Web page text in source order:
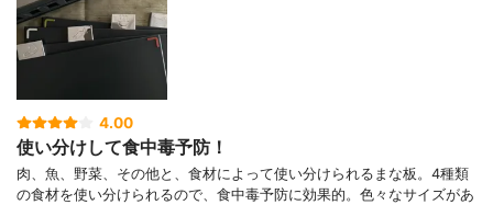
4.00
使い分けして食中毒予防！
肉、魚、野菜、その他と、食材によって使い分けられるまな板。4種類
の食材を使い分けられるので、食中毒予防に効果的。色々なサイズがあ